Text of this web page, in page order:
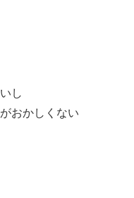
し
おかしくない